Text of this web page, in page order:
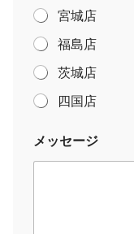
宮城店
福島店
茨城店
四国店
メッセージ